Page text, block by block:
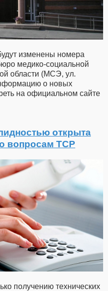
изменены номера
медико-социальной
области (МСЭ, ул.
о новых
на официальном сайте
открыта
вопросам ТСР
получению технических